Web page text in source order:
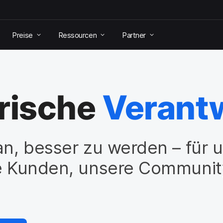
Preise Ressourcen Partner
besser zu werden – für
unsere